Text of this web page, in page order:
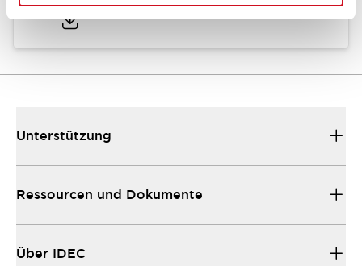
Unterstützung
Ressourcen und Dokumente
Über IDEC